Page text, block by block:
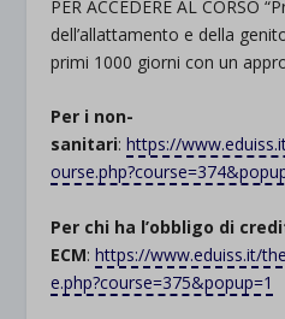
PER ACCEDERE AL CORSO
dell’allattamento e della
primi 1000 giorni con un
Per i non-
sanitari:https://
Per chi ha l’obbligo di
ECM:https://www.eduiss.it/
e.php?course=375&popup=1